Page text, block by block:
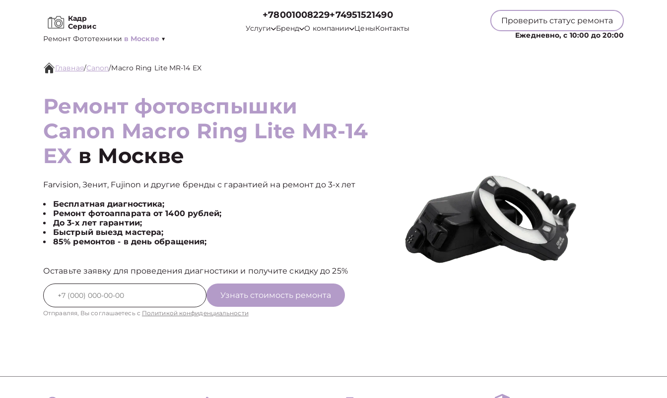
Кадр
Сервис
Ремонт Фототехники в Москве ▼
+78001008229+74951521490
Услуги Бренд О компании ЦеныКонтакты
Проверить статус ремонта
Ежедневно, с 10:00 до 20:00
Главная/Canon/Macro Ring Lite MR-14 EX
Ремонт фотовспышки
Canon Macro Ring Lite MR-14
EX в Москве
Farvision, Зенит, Fujinon и другие бренды с гарантией на ремонт до 3-х лет
Бесплатная диагностика;
Ремонт фотоаппарата от 1400 рублей;
До 3-х лет гарантии;
Быстрый выезд мастера;
85% ремонтов - в день обращения;
Оставьте заявку для проведения диагностики и получите скидку до 25%
Узнать стоимость ремонта
Отправляя, Вы соглашаетесь с Политикой конфиденциальности